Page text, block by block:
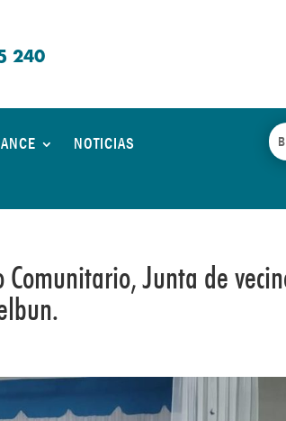
240
NOTICIAS
Junta de